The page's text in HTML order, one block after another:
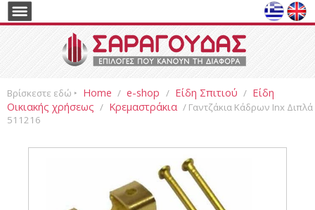
Βρίσκεστε εδώ ‣ Home / e-shop / Είδη Σπιτιού / Είδη
Οικιακής χρήσεως / Κρεμαστράκια / Γαντζάκια Κάδρων Inx Διπλά
511216